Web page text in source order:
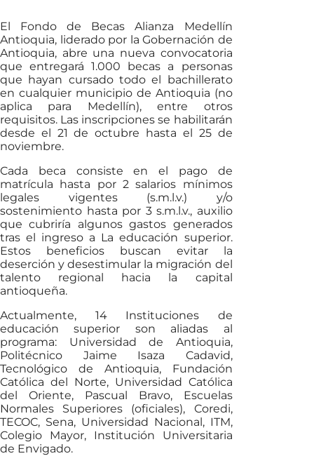
El Fondo de Becas Alianza Medellín
Antioquia, liderado por la Gobernación de
Antioquia, abre una nueva convocatoria
que entregará 1.000 becas a personas
que hayan cursado todo el bachillerato
en cualquier municipio de Antioquia (no
aplica para Medellín), entre otros
requisitos. Las inscripciones se habilitarán
desde el 21 de octubre hasta el 25 de
noviembre.
Cada beca consiste en el pago de
matrícula hasta por 2 salarios mínimos
legales vigentes (s.m.l.v.) y/o
sostenimiento hasta por 3 s.m.l.v., auxilio
que cubriría algunos gastos generados
tras el ingreso a La educación superior.
Estos beneficios buscan evitar la
deserción y desestimular la migración del
talento regional hacia la capital
antioqueña.
Actualmente, 14 Instituciones de
educación superior son aliadas al
programa: Universidad de Antioquia,
Politécnico Jaime Isaza Cadavid,
Tecnológico de Antioquia, Fundación
Católica del Norte, Universidad Católica
del Oriente, Pascual Bravo, Escuelas
Normales Superiores (oficiales), Coredi,
TECOC, Sena, Universidad Nacional, ITM,
Colegio Mayor, Institución Universitaria
de Envigado.